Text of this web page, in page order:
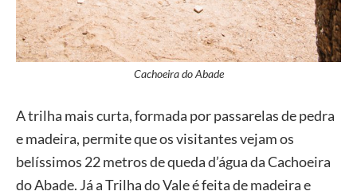
Cachoeira do Abade
A trilha mais curta, formada por passarelas de pedra
e madeira, permite que os visitantes vejam os
belíssimos 22 metros de queda d’água da Cachoeira
do Abade. Já a Trilha do Vale é feita de madeira e